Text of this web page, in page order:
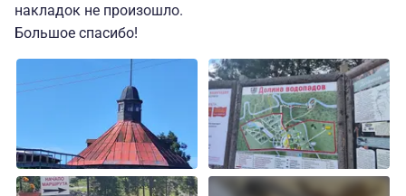
накладок не произошло.
Большое спасибо!